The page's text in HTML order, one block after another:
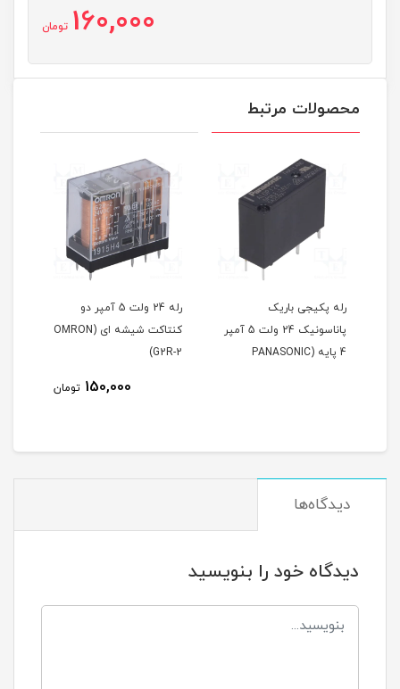
160,000 تومان
محصولات مرتبط
پکیجی باریک
پاناسونیک 24 ولت 5 آمپر
4 پایه (PANASONIC
رله 24 ولت 5 آمپر دو
کنتاکت شیشه ای (OMRON
تومان
کنتاکت (MPJ2-S-124-C)
دیدگاه‌ها
دیدگاه خود را بنویسید